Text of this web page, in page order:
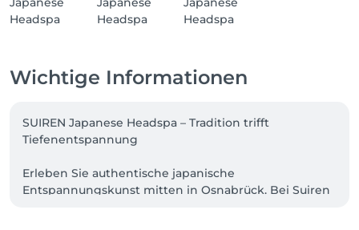
Wichtige Informationen
SUIREN Japanese Headspa – Tradition trifft
Tiefenentspannung
Erleben Sie authentische japanische
Entspannungskunst mitten in Osnabrück. Bei Suiren